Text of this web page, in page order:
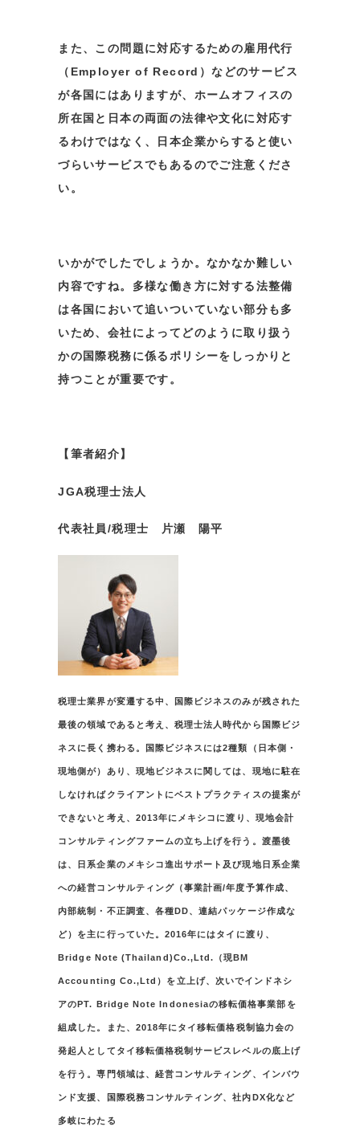
また、この問題に対応するための雇用代行
（Employer of Record）などのサービス
が各国にはありますが、ホームオフィスの
所在国と日本の両面の法律や文化に対応す
るわけではなく、日本企業からすると使い
づらいサービスでもあるのでご注意くださ
い。
いかがでしたでしょうか。なかなか難しい
内容ですね。多様な働き方に対する法整備
は各国において追いついていない部分も多
いため、会社によってどのように取り扱う
かの国際税務に係るポリシーをしっかりと
持つことが重要です。
【筆者紹介】
JGA税理士法人
代表社員/税理士 片瀬 陽平
税理士業界が変遷する中、国際ビジネスのみが残された
最後の領域であると考え、税理士法人時代から国際ビジ
ネスに長く携わる。国際ビジネスには2種類（日本側・
現地側が）あり、現地ビジネスに関しては、現地に駐在
しなければクライアントにベストプラクティスの提案が
できないと考え、2013年にメキシコに渡り、現地会計
コンサルティングファームの立ち上げを行う。渡墨後
は、日系企業のメキシコ進出サポート及び現地日系企業
への経営コンサルティング（事業計画/年度予算作成、
内部統制・不正調査、各種DD、連結パッケージ作成な
ど）を主に行っていた。2016年にはタイに渡り、
Bridge Note (Thailand)Co.,Ltd.（現BM
Accounting Co.,Ltd）を立上げ、次いでインドネシ
アのPT. Bridge Note Indonesiaの移転価格事業部を
組成した。また、2018年にタイ移転価格税制協力会の
発起人としてタイ移転価格税制サービスレベルの底上げ
を行う。専門領域は、経営コンサルティング、インバウ
ンド支援、国際税務コンサルティング、社内DX化など
多岐にわたる